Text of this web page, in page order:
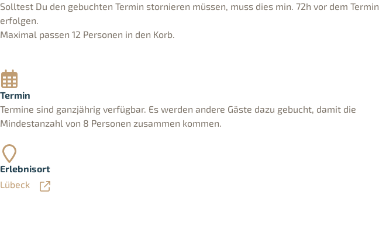
Solltest Du den gebuchten Termin stornieren müssen, muss dies min. 72h vor dem Termin
erfolgen.
Maximal passen 12 Personen in den Korb.
Termin
Termine sind ganzjährig verfügbar. Es werden andere Gäste dazu gebucht, damit die
Mindestanzahl von 8 Personen zusammen kommen.
Erlebnisort
Lübeck